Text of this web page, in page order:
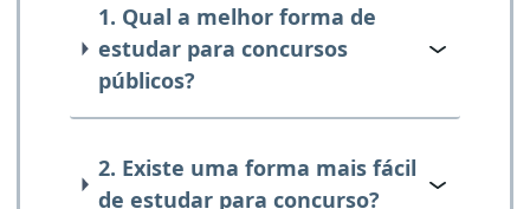
1. Qual a melhor forma de
estudar para concursos
públicos?
2. Existe uma forma mais fácil
de estudar para concurso?